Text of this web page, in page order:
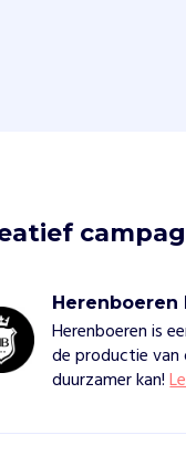
Herenboeren
Herenboeren is
de productie van
duurzamer kan!